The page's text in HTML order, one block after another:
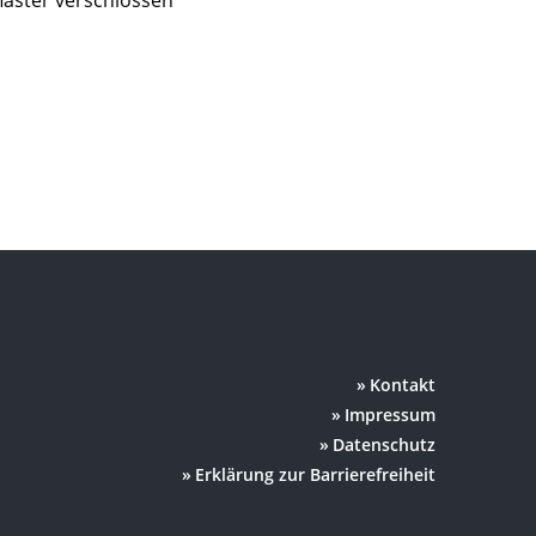
Kontakt
Impressum
Datenschutz
Erklärung zur Barrierefreiheit